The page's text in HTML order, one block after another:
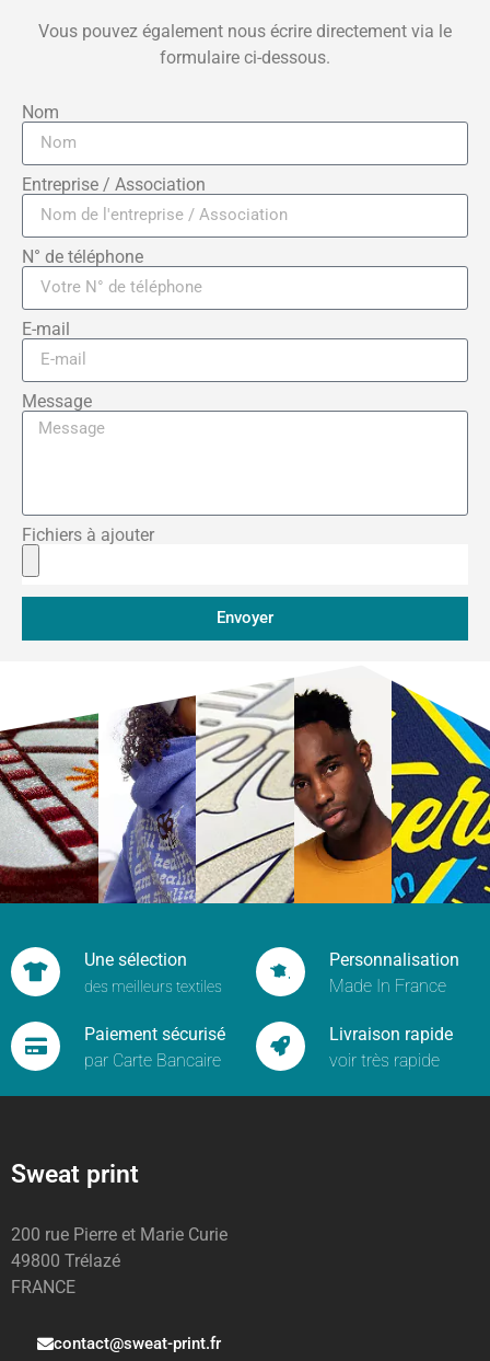
Vous pouvez également nous écrire directement via le
formulaire ci-dessous.
Nom
Entreprise / Association
N° de téléphone
E-mail
Message
Fichiers à ajouter
Envoyer
Une sélection
des meilleurs textiles
Personnalisation
Made In France
Paiement sécurisé
par Carte Bancaire
Livraison rapide
voir très rapide
Sweat print
200 rue Pierre et Marie Curie
49800 Trélazé
FRANCE
contact@sweat-print.fr